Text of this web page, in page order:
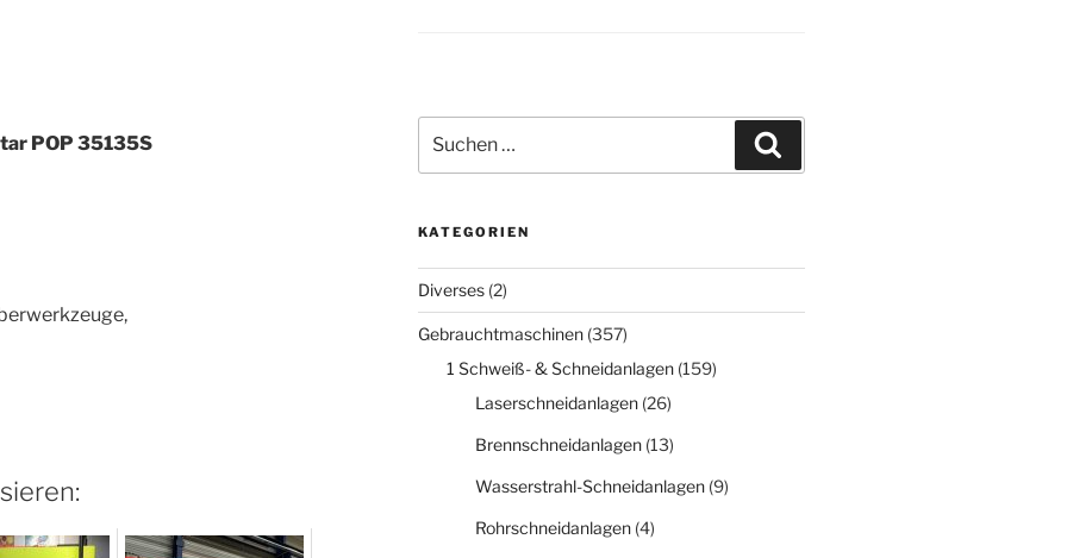
POP 35135S
nach:
KATEGORIEN
Diverses(2)
Gebrauchtmaschinen(357)
1 Schweiß- & Schneidanlagen(159)
Laserschneidanlagen(26)
Brennschneidanlagen(13)
Wasserstrahl-Schneidanlagen(9)
Rohrschneidanlagen(4)